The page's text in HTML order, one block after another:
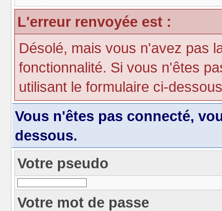
L'erreur renvoyée est :
Désolé, mais vous n'avez pas
fonctionnalité. Si vous n'êtes
utilisant le formulaire ci-
Vous n'êtes pas connecté,
dessous.
Votre pseudo
Votre mot de passe